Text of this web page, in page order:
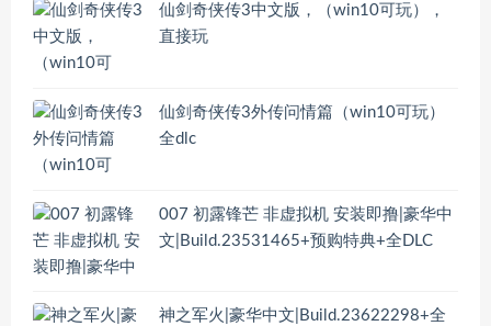
仙剑奇侠传3中文版，（win10可玩），
直接玩
仙剑奇侠传3外传问情篇（win10可玩）
全dlc
007 初露锋芒 非虚拟机 安装即撸|豪华中
文|Build.23531465+预购特典+全DLC
神之军火|豪华中文|Build.23622298+全